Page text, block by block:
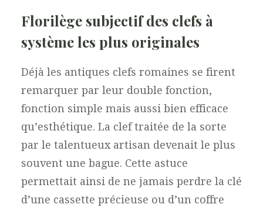
Florilège subjectif des clefs à
système les plus originales
Déjà les antiques clefs romaines se firent
remarquer par leur double fonction,
fonction simple mais aussi bien efficace
qu’esthétique. La clef traitée de la sorte
par le talentueux artisan devenait le plus
souvent une bague. Cette astuce
permettait ainsi de ne jamais perdre la clé
d’une cassette précieuse ou d’un coffre